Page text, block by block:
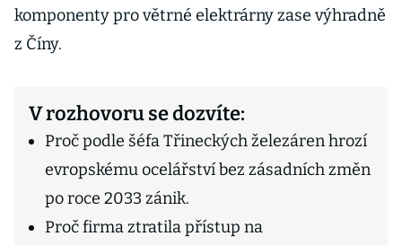
komponenty pro větrné elektrárny zase výhradně
z Číny.
V rozhovoru se dozvíte:
Proč podle šéfa Třineckých železáren hrozí
evropskému ocelářství bez zásadních změn
po roce 2033 zánik.
Proč firma ztratila přístup na